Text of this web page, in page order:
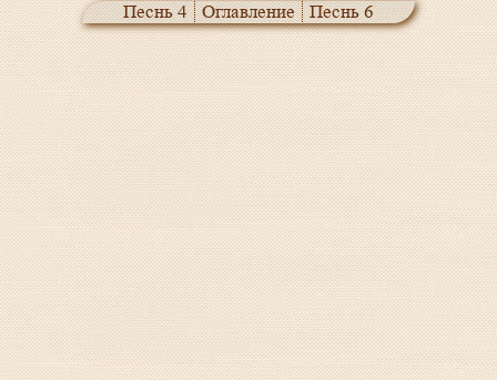
Песнь 4 Оглавление Песнь 6